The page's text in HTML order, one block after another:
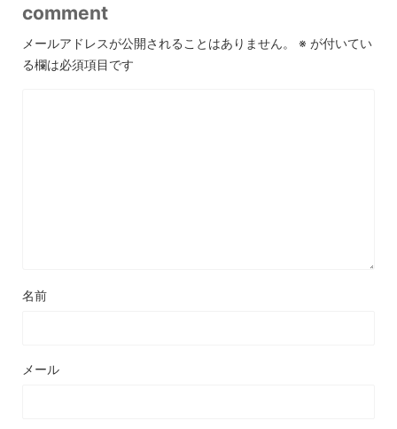
comment
メールアドレスが公開されることはありません。 ※ が付いてい
る欄は必須項目です
名前
メール